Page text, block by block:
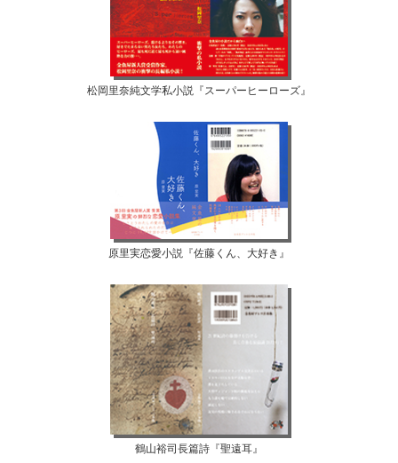
松岡里奈純文学私小説『スーパーヒーローズ』
原里実恋愛小説『佐藤くん、大好き』
鶴山裕司長篇詩『聖遠耳』